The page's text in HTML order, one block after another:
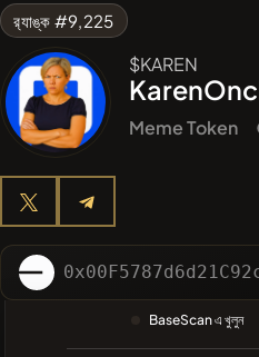
র‌্যাঙ্ক #9,225
$KAREN
Meme Token
BaseScan এ খুলুন